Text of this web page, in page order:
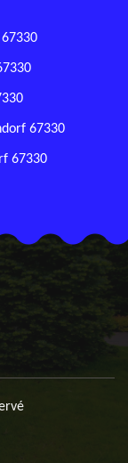
67330
67330